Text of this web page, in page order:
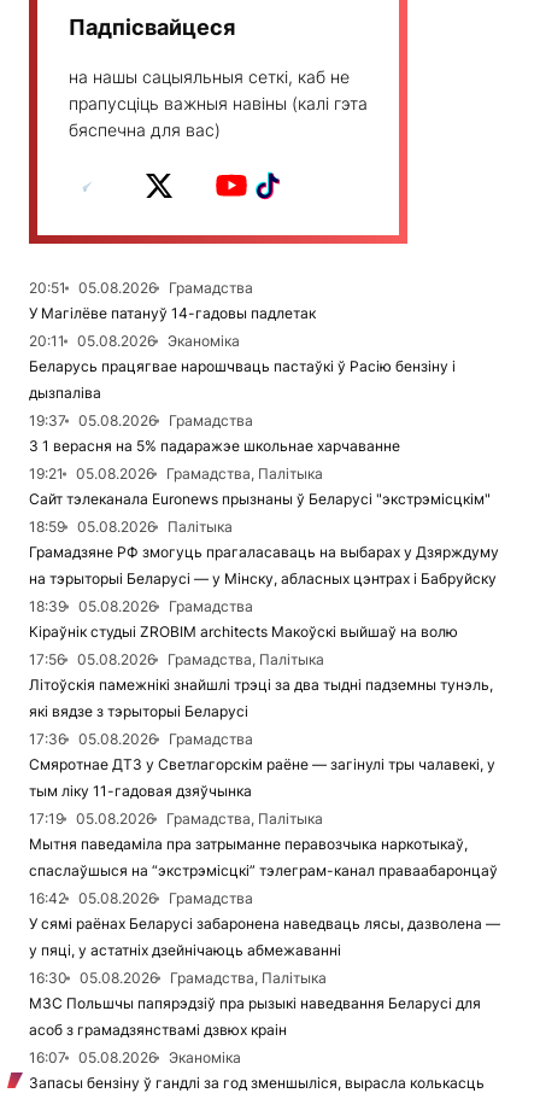
Падпісвайцеся
на нашы сацыяльныя сеткі, каб не
прапусціць важныя навіны (калі гэта
бяспечна для вас)
20:51 05.08.2026
Грамадства
У Магілёве патануў 14-гадовы падлетак
20:11
05.08.2026
Эканоміка
Беларусь працягвае нарошчваць пастаўкі ў Расію бензіну і
дызпаліва
19:37
05.08.2026
Грамадства
З 1 верасня на 5% падаражэе школьнае харчаванне
19:21
05.08.2026
Грамадства, Палітыка
Сайт тэлеканала Euronews прызнаны ў Беларусі "экстрэмісцкім"
18:59
05.08.2026
Палітыка
Грамадзяне РФ змогуць прагаласаваць на выбарах у Дзярждуму
на тэрыторыі Беларусі — у Мінску, абласных цэнтрах і Бабруйску
18:39
05.08.2026
Грамадства
Кіраўнік студыі ZROBIM architects Макоўскі выйшаў на волю
17:56
05.08.2026
Грамадства, Палітыка
Літоўскія памежнікі знайшлі трэці за два тыдні падземны тунэль,
які вядзе з тэрыторыі Беларусі
17:36
05.08.2026
Грамадства
Смяротнае ДТЗ у Светлагорскім раёне — загінулі тры чалавекі, у
тым ліку 11-гадовая дзяўчынка
17:19
05.08.2026
Грамадства, Палітыка
Мытня паведаміла пра затрыманне перавозчыка наркотыкаў,
спаслаўшыся на “экстрэмісцкі” тэлеграм-канал праваабаронцаў
16:42
05.08.2026
Грамадства
У сямі раёнах Беларусі забаронена наведваць лясы, дазволена —
у пяці, у астатніх дзейнічаюць абмежаванні
16:30
05.08.2026
Грамадства, Палітыка
МЗС Польшчы папярэдзіў пра рызыкі наведвання Беларусі для
асоб з грамадзянствамі дзвюх краін
16:07
05.08.2026
Эканоміка
Запасы бензіну ў гандлі за год зменшыліся, вырасла колькасць